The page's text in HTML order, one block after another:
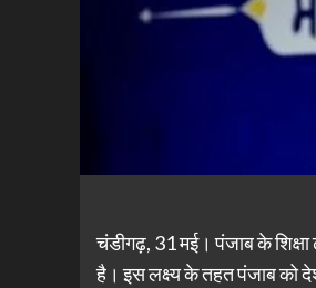
चंडीगढ़, 31 मई। पंजाब के शिक्षा
है। इस लक्ष्य के तहत पंजाब को देश